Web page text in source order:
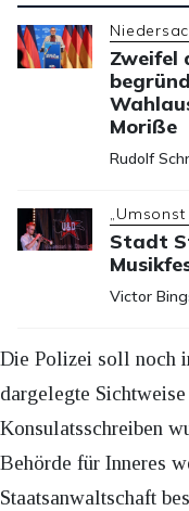
Zweifel
Moriße
Rudolf
Stadt
Victor
Die Polizei soll noch
dargelegte
Konsulatsschreiben
Behörde für Inneres
Staatsanwaltschaft